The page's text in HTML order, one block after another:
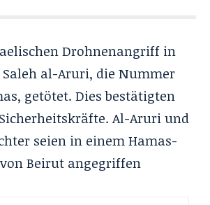
Drohnenangriff in
al-Aruri, die Nummer
getötet. Dies bestätigten
Al-Aruri und
seien in einem Hamas-
Beirut angegriffen